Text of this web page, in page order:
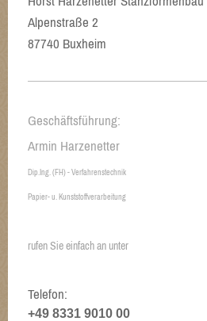
Alpenstraße 2
87740 Buxheim
Geschäftsführung:
Armin Harzenetter
Dip.Ing. (FH) - Verfahrenstechnik
Papier- u. Kunststoffverarbeitung
rufen Sie einfach an unter
Telefon:
+49 8331 9010 00